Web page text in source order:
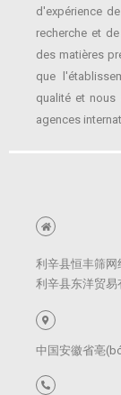
d'expérience
recherche et
des matières
que
qualité et nous
agences
利辛县恒丰筛网
利辛县东洋贸易
中国安徽省亳